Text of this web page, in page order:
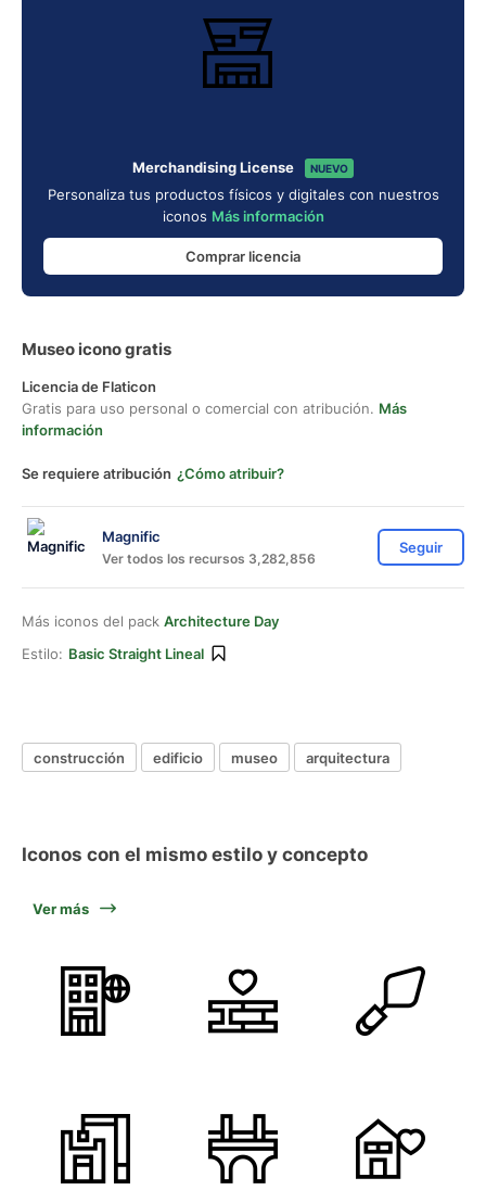
Merchandising License NUEVO
Personaliza tus productos físicos y digitales con nuestros
iconos Más información
Comprar licencia
Museo icono gratis
Licencia de Flaticon
Gratis para uso personal o comercial con atribución. Más
información
Se requiere atribución ¿Cómo atribuir?
Magnific
Ver todos los recursos 3,282,856
Seguir
Más iconos del pack Architecture Day
Estilo: Basic Straight Lineal
construcción edificio museo arquitectura
Iconos con el mismo estilo y concepto
Ver más